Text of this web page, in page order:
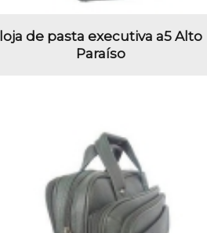
loja de pasta executiva a5 Alto
Paraíso